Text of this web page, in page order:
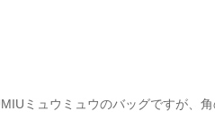
ミュウミュウのバッグですが、